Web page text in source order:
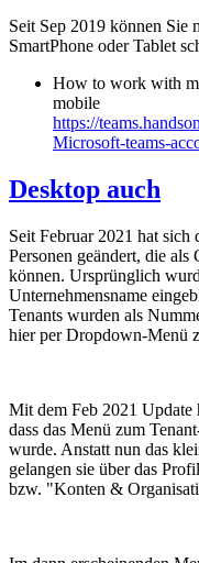
Seit Sep 2019 können Sie
SmartPhone oder Tablet
How to work with
mobile
https://
Microsoft-teams-
Desktop auch
Seit Februar 2021 hat sich
Personen geändert, die als
können. Ursprünglich
Unternehmensname
Tenants wurden als
hier per Dropdown-Menü
Mit dem Feb 2021 Update
dass das Menü zum
wurde. Anstatt nun das
gelangen sie über das
bzw. "Konten &